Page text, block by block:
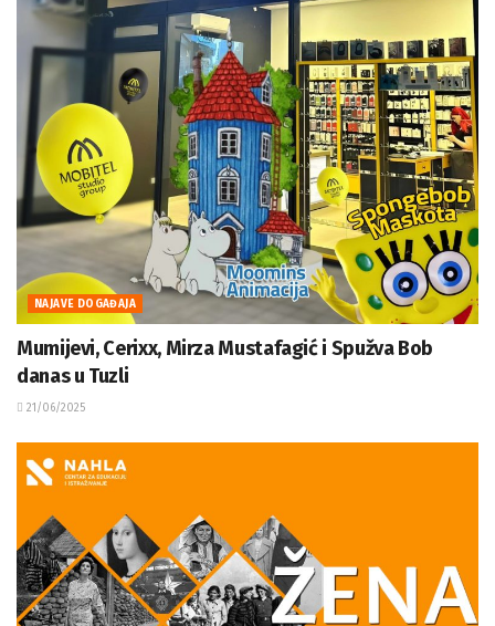
NAJAVE DOGAĐAJA
Mumijevi, Cerixx, Mirza Mustafagić i Spužva Bob
danas u Tuzli
21/06/2025